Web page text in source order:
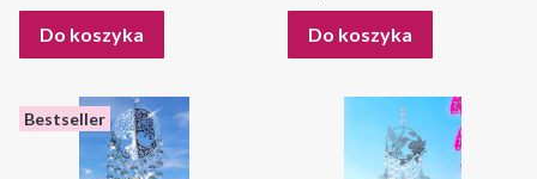
Do koszyka Do koszyka
Bestseller